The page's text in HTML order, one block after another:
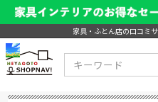
家具・ふとん店の口コミ